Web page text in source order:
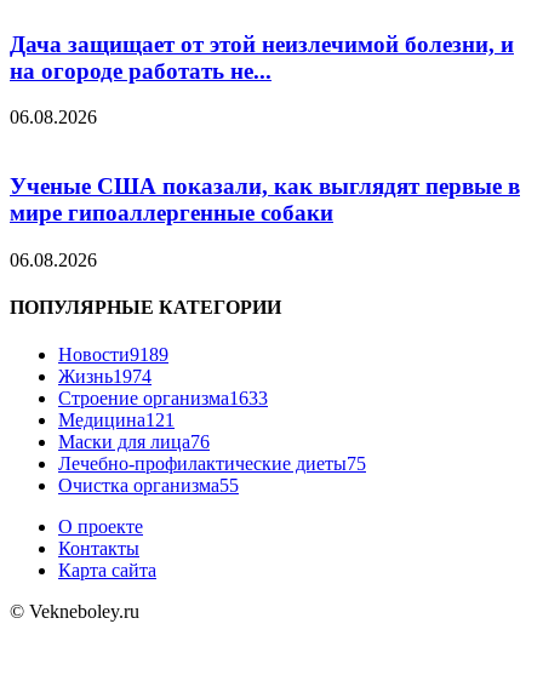
Дача защищает от этой неизлечимой болезни, и
на огороде работать не...
06.08.2026
Ученые США показали, как выглядят первые в
мире гипоаллергенные собаки
06.08.2026
ПОПУЛЯРНЫЕ КАТЕГОРИИ
Новости9189
Жизнь1974
Строение организма1633
Медицина121
Маски для лица76
Лечебно-профилактические диеты75
Очистка организма55
О проекте
Контакты
Карта сайта
© Vekneboley.ru